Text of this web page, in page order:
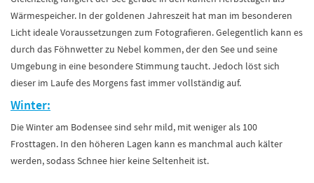
Wärmespeicher. In der goldenen Jahreszeit hat man im besonderen
Licht ideale Voraussetzungen zum Fotografieren. Gelegentlich kann es
durch das Föhnwetter zu Nebel kommen, der den See und seine
Umgebung in eine besondere Stimmung taucht. Jedoch löst sich
dieser im Laufe des Morgens fast immer vollständig auf.
Winter:
Die Winter am Bodensee sind sehr mild, mit weniger als 100
Frosttagen. In den höheren Lagen kann es manchmal auch kälter
werden, sodass Schnee hier keine Seltenheit ist.